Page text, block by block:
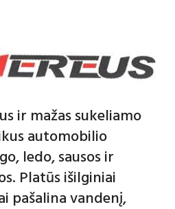
ir mažas sukeliamo
automobilio
ledo, sausos ir
Platūs išilginiai
pašalina vandenį,